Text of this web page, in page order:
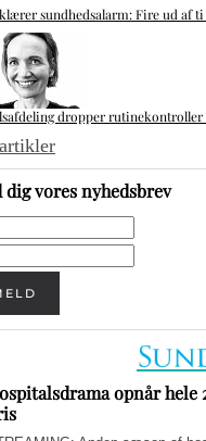
sundhedsalarm: Fire ud af
dropper rutinekontroller
vores nyhedsbrev
opnår